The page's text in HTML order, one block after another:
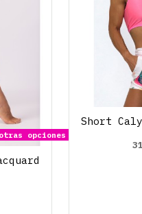
opciones
Short